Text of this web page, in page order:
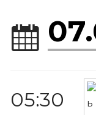
05:30